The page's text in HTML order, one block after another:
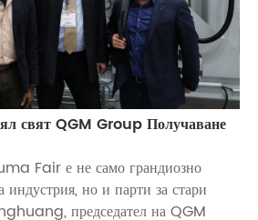
​​свят QGM Group Получаване
Fair е не само грандиозно
но и парти за стари
председател на QGM